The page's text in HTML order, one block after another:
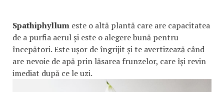
Spathiphyllum este o altă plantă care are capacitatea
de a purfia aerul și este o alegere bună pentru
începători. Este ușor de îngrijit și te avertizează când
are nevoie de apă prin lăsarea frunzelor, care își revin
imediat după ce le uzi.